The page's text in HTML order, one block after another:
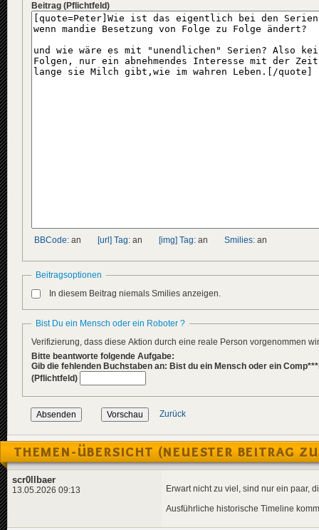
Beitrag (Pflichtfeld)
BBCode: an [url] Tag: an [img] Tag: an Smilies: an
Beitragsoptionen
In diesem Beitrag niemals Smilies anzeigen.
Bist Du ein Mensch oder ein Roboter ?
Verifizierung, dass diese Aktion durch eine reale Person vorgenommen
Bitte beantworte folgende Aufgabe:
Gib die fehlenden Buchstaben an: Bist du ein Mensch oder ein
(Pflichtfeld)
Zurück
THEMEN-ÜBERSICHT (NEUESTER BEITRAG
scr0llbaer
13.05.2026 09:13 Erwart nicht zu viel, sind nur ein paar,
Ausführliche historische Timeline